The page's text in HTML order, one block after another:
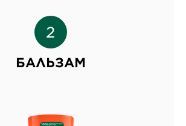
БАЛЬЗАМ